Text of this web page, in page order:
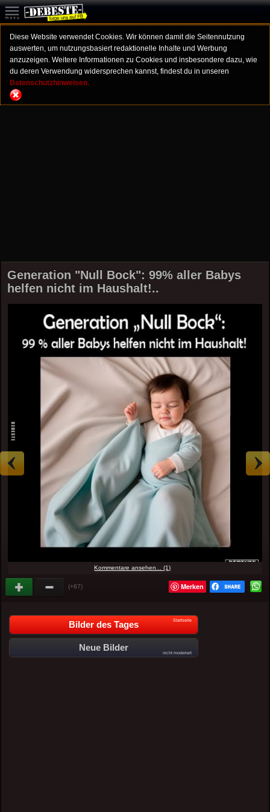
Diese Website verwendet Cookies. Wir können damit die Seitennutzung
auswerten, um nutzungsbasiert redaktionelle Inhalte und Werbung
anzuzeigen. Weitere Informationen zu Cookies und insbesondere dazu, wie
du deren Verwendung widersprechen kannst, findest du in unseren
Datenschutzhinweisen.
Generation "Null Bock": 99% aller Babys
helfen nicht im Haushalt!..
Kommentare ansehen... (1)
(+87) Merken
Bilder des Tages Startseite
Neue Bilder
nicht moderiert